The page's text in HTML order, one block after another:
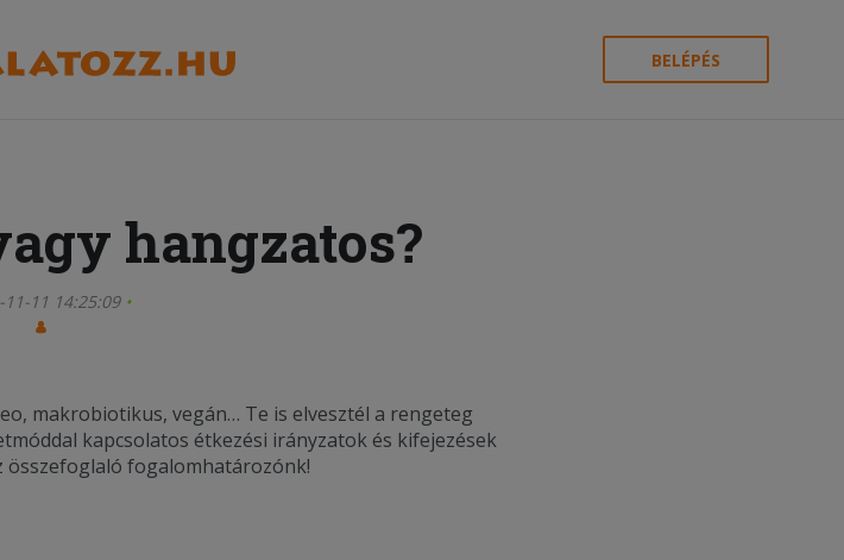
BELÉPÉS
hangzatos?
11-11 14:25:09
makrobiotikus, vegán… Te is elvesztél a rengeteg
kapcsolatos étkezési irányzatok és kifejezések
összefoglaló fogalomhatározónk!